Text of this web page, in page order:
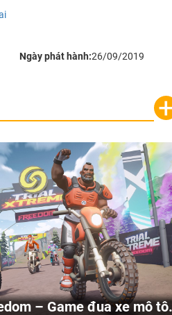
Ngày phát hành:26/09/2019
– Game đua xe mô tô